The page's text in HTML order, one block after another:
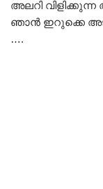
അലറി
ഞാൻ ഇറുക്കെ
….